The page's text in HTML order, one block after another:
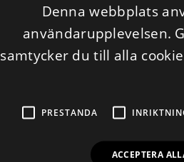
Denna webbplats
användarupplevelsen.
samtycker du till alla
PRESTANDA
ACCEPTERA